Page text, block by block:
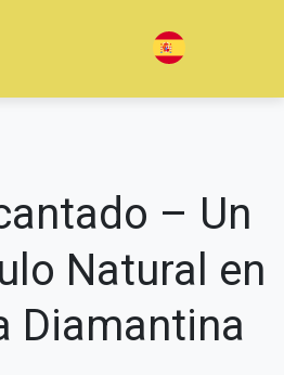
– Un
Natural en
Diamantina